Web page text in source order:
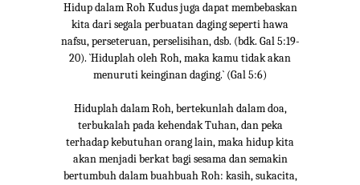
Hidup dalam Roh Kudus juga dapat membebaskan
kita dari segala perbuatan daging seperti hawa
nafsu, perseteruan, perselisihan, dsb. (bdk. Gal 5:19-
20). `Hiduplah oleh Roh, maka kamu tidak akan
menuruti keinginan daging.` (Gal 5:6)
Hiduplah dalam Roh, bertekunlah dalam doa,
terbukalah pada kehendak Tuhan, dan peka
terhadap kebutuhan orang lain, maka hidup kita
akan menjadi berkat bagi sesama dan semakin
bertumbuh dalam buahbuah Roh: kasih, sukacita,